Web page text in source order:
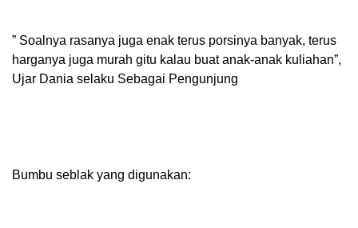
” Soalnya rasanya juga enak terus porsinya banyak, terus
harganya juga murah gitu kalau buat anak-anak kuliahan”,
Ujar Dania selaku Sebagai Pengunjung
Bumbu seblak yang digunakan: